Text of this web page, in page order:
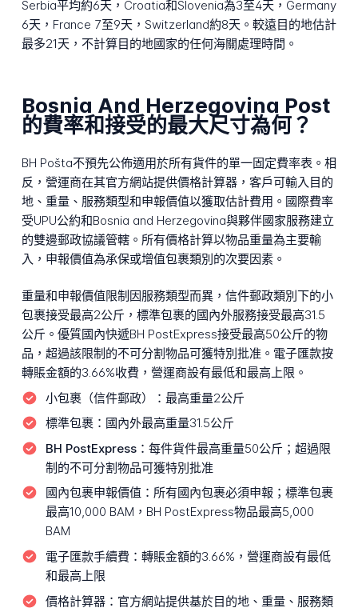
Serbia平均約6天，Croatia和Slovenia為3至4天，Germany
6天，France 7至9天，Switzerland約8天。較遠目的地估計
最多21天，不計算目的地國家的任何海關處理時間。
Bosnia And Herzegovina Post
的費率和接受的最大尺寸為何？
BH Pošta不預先公佈適用於所有貨件的單一固定費率表。相
反，營運商在其官方網站提供價格計算器，客戶可輸入目的
地、重量、服務類型和申報價值以獲取估計費用。國際費率
受UPU公約和Bosnia and Herzegovina與夥伴國家服務建立
的雙邊郵政協議管轄。所有價格計算以物品重量為主要輸
入，申報價值為承保或增值包裹類別的次要因素。
重量和申報價值限制因服務類型而異，信件郵政類別下的小
包裹接受最高2公斤，標準包裹的國內外服務接受最高31.5
公斤。優質國內快遞BH PostExpress接受最高50公斤的物
品，超過該限制的不可分割物品可獲特別批准。電子匯款按
轉賬金額的3.66%收費，營運商設有最低和最高上限。
小包裹（信件郵政）： 最高重量2公斤
標準包裹： 國內外最高重量31.5公斤
BH PostExpress： 每件貨件最高重量50公斤；超過限
制的不可分割物品可獲特別批准
國內包裹申報價值： 所有國內包裹必須申報；標準包裹
最高10,000 BAM，BH PostExpress物品最高5,000
BAM
電子匯款手續費： 轉賬金額的3.66%，營運商設有最低
和最高上限
價格計算器： 官方網站提供基於目的地、重量、服務類